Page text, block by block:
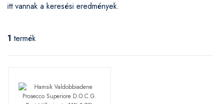
itt vannak a keresési eredmények.
1 termék